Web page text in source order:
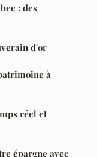
: des
d'or
à
réel et
épargne avec